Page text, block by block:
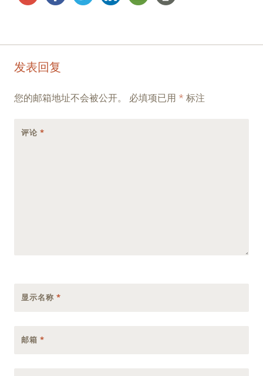
Post
navigation
发表回复
您的邮箱地址不会被公开。 必填项已用 * 标注
评论 *
显示名称 *
邮箱 *